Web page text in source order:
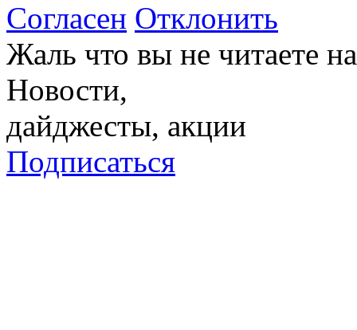
Согласен Отклонить
Жаль что вы не читаете
Новости,
дайджесты, акции
Подписаться